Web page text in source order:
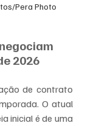
Pera Photo
2026
de contrato
O atual
inicial é de uma